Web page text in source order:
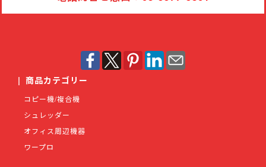
| 商品カテゴリー
コピー機/複合機
シュレッダー
オフィス周辺機器
ワープロ